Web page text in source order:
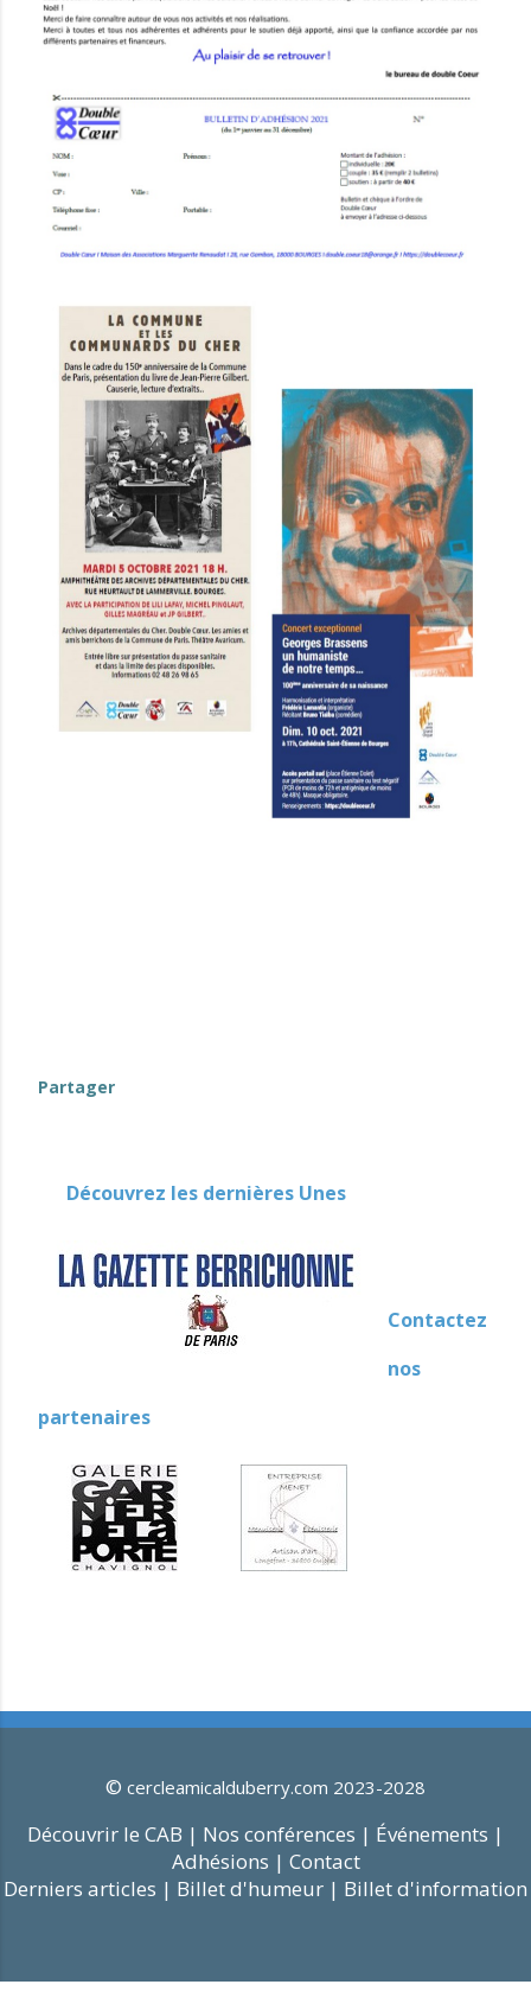
Partager
Découvrez les dernières Unes
Contactez
nos
partenaires
© cercleamicalduberry.com 2023-2028
Découvrir le CAB | Nos conférences | Événements |
Adhésions | Contact
Derniers articles | Billet d'humeur | Billet d'information